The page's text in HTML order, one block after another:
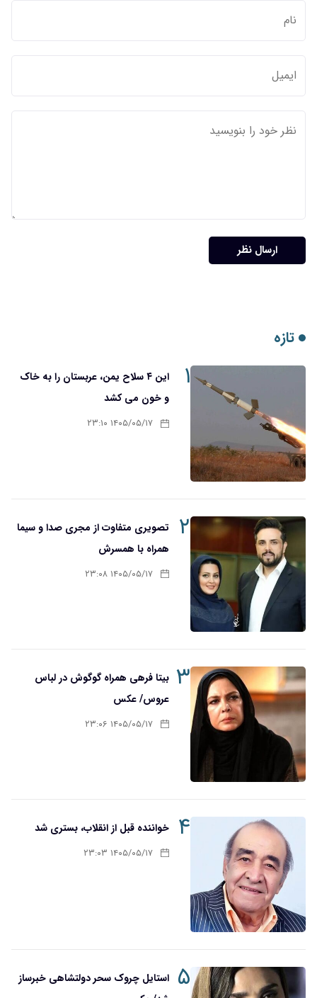
ارسال نظر
تازه
۱
این ۴ سلاح یمن، عربستان را به خاک
و خون می کشد
۱۴۰۵/۰۵/۱۷ ۲۳:۱۰
۲
تصویری متفاوت از مجری صدا و سیما
همراه با همسرش
۱۴۰۵/۰۵/۱۷ ۲۳:۰۸
۳ بیتا فرهی همراه گوگوش در لباس
عروس/ عکس
۱۴۰۵/۰۵/۱۷ ۲۳:۰۶
۴ خواننده قبل از انقلاب، بستری شد
۱۴۰۵/۰۵/۱۷ ۲۳:۰۳
۵ استایل چروک سحر دولتشاهی خبرساز